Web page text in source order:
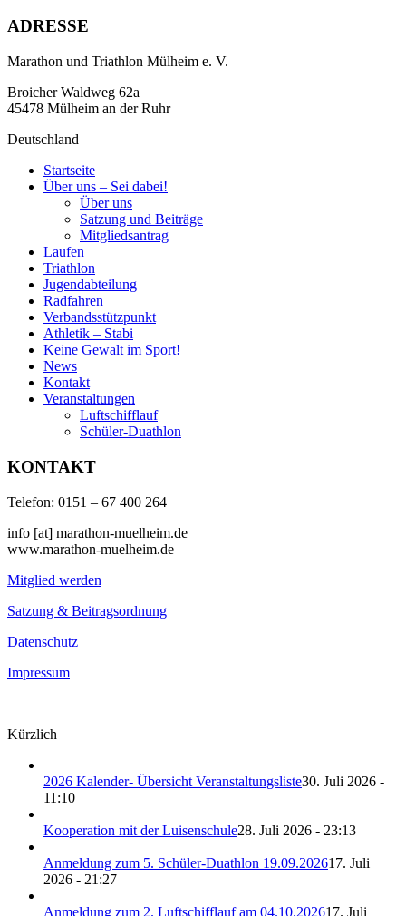
ADRESSE
Marathon und Triathlon Mülheim e. V.
Broicher Waldweg 62a
45478 Mülheim an der Ruhr
Deutschland
Startseite
Über uns – Sei dabei!
Über uns
Satzung und Beiträge
Mitgliedsantrag
Laufen
Triathlon
Jugendabteilung
Radfahren
Verbandsstützpunkt
Athletik – Stabi
Keine Gewalt im Sport!
News
Kontakt
Veranstaltungen
Luftschifflauf
Schüler-Duathlon
KONTAKT
Telefon: 0151 – 67 400 264
info [at] marathon-muelheim.de
www.marathon-muelheim.de
Mitglied werden
Satzung & Beitragsordnung
Datenschutz
Impressum
Kürzlich
2026 Kalender- Übersicht Veranstaltungsliste30. Juli 2026 -
11:10
Kooperation mit der Luisenschule28. Juli 2026 - 23:13
Anmeldung zum 5. Schüler-Duathlon 19.09.202617. Juli
2026 - 21:27
Anmeldung zum 2. Luftschifflauf am 04.10.202617. Juli